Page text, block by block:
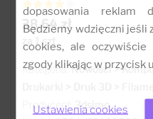
38.64 zł
za 1 szt
Kategoria:Nowości >
Producent:
3dsimo
dopasowania reklam
Będziemy wdzięczni jeśli
cookies, ale
zgody klikając w przycisk
Ustawienia cookies